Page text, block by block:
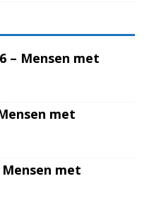
– Mensen met
met
met